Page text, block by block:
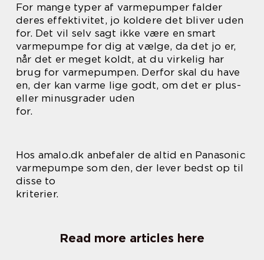
For mange typer af varmepumper falder
deres effektivitet, jo koldere det bliver uden
for. Det vil selv sagt ikke være en smart
varmepumpe for dig at vælge, da det jo er,
når det er meget koldt, at du virkelig har
brug for varmepumpen. Derfor skal du have
en, der kan varme lige godt, om det er plus-
eller minusgrader uden
for.
Hos amalo.dk anbefaler de altid en Panasonic
varmepumpe som den, der lever bedst op til
disse to
kriterier.
Read more articles here